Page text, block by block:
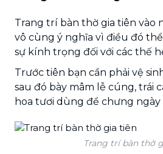
Trang trí bàn thờ gia tiên vào
vô cùng ý nghĩa vì điều đó
sự kính trọng đối với các thế
Trước tiên bạn cần phải vệ
sau đó bày mâm lễ cúng, trái
hoa tươi dùng để chưng ngày
Trang trí bàn thờ